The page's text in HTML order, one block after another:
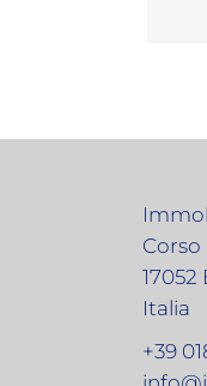
Corso
17052
Italia
+39